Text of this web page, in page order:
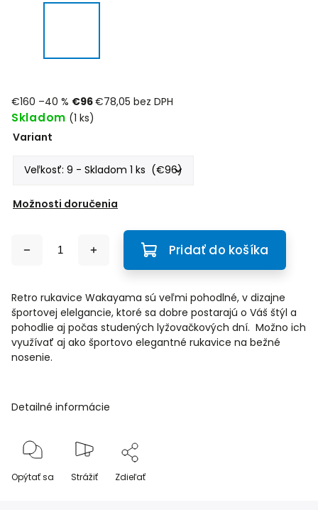
€160 –40 % €96€78,05 bez DPH
Skladom (1 ks)
Variant
Možnosti doručenia
Pridať do košíka
Retro rukavice Wakayama sú veľmi pohodlné, v dizajne
športovej elelgancie, ktoré sa dobre postarajú o Váš štýl a
pohodlie aj počas studených lyžovačkových dní. Možno ich
využívať aj ako športovo elegantné rukavice na bežné
nosenie.
Detailné informácie
Opýtať sa Strážiť Zdieľať